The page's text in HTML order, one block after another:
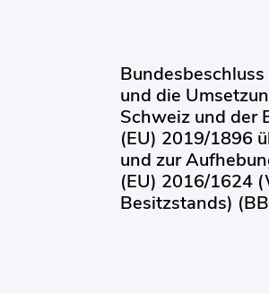
und die
Schweiz und der
(EU) 2019/1896
und zur
(EU) 2016/1624
Besitzstands)